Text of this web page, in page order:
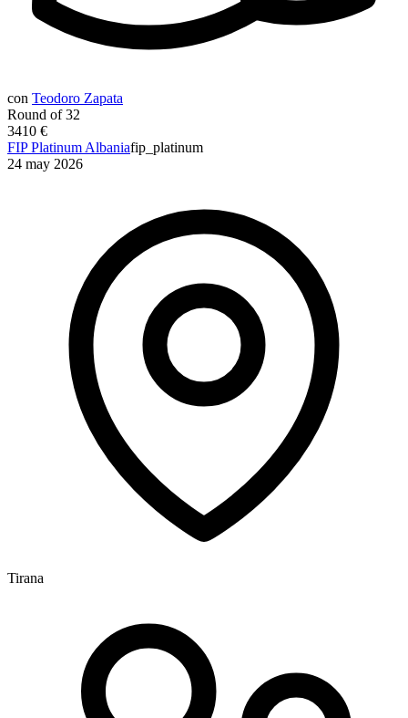
con Teodoro Zapata
Round of 32
3410 €
FIP Platinum Albaniafip_platinum
24 may 2026
Tirana